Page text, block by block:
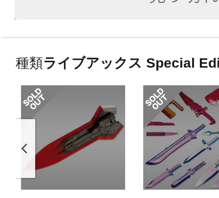
種類ライブアックス Special